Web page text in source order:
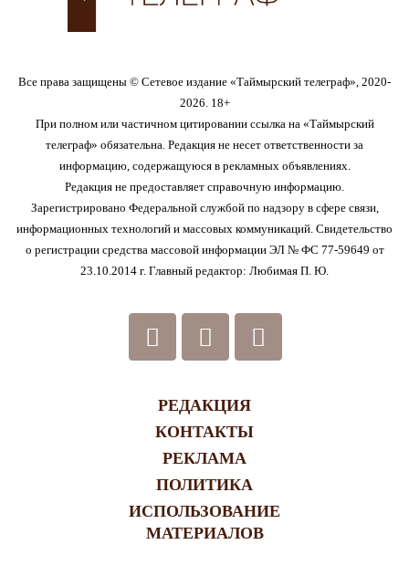
Все права защищены © Сетевое издание «Таймырский телеграф», 2020-
2026. 18+
При полном или частичном цитировании ссылка на «Таймырский
телеграф» обязательна. Редакция не несет ответственности за
информацию, содержащуюся в рекламных объявлениях.
Редакция не предоставляет справочную информацию.
Зарегистрировано Федеральной службой по надзору в сфере связи,
информационных технологий и массовых коммуникаций. Свидетельство
о регистрации средства массовой информации ЭЛ № ФС 77-59649 от
23.10.2014 г. Главный редактор: Любимая П. Ю.
РЕДАКЦИЯ
КОНТАКТЫ
РЕКЛАМА
ПОЛИТИКА
ИСПОЛЬЗОВАНИЕ
МАТЕРИАЛОВ